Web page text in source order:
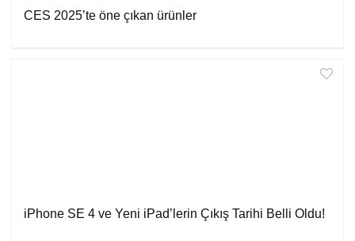
CES 2025’te öne çıkan ürünler
iPhone SE 4 ve Yeni iPad’lerin Çıkış Tarihi Belli Oldu!